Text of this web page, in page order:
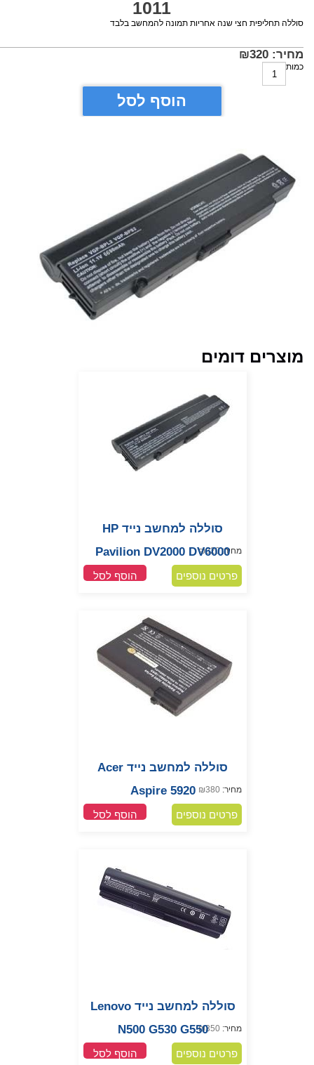
1011
סוללה תחליפית חצי שנה אחריות תמונה להמחשב בלבד
מחיר: ₪320
כמות
הוסף לסל
מוצרים דומים
סוללה למחשב נייד HP
Pavilion DV2000 DV6000מחיר: ₪320
פרטים נוספים הוסף לסל
סוללה למחשב נייד Acer
Aspire 5920
מחיר: ₪380
פרטים נוספים הוסף לסל
סוללה למחשב נייד Lenovo
N500 G530 G550
מחיר: ₪350
פרטים נוספים הוסף לסל